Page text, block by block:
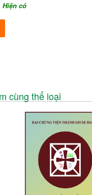
Hiện có
cùng thể loại